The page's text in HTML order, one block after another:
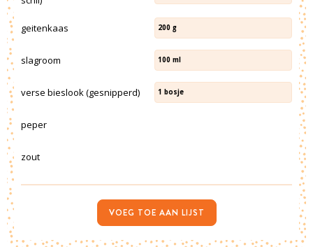
geitenkaas 200 g
slagroom 100 ml
verse bieslook (gesnipperd) 1 bosje
peper
zout
VOEG TOE AAN LIJST